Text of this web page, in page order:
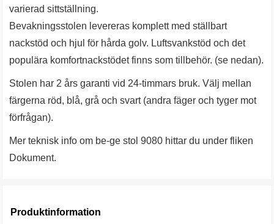
varierad sittställning.
Bevakningsstolen levereras komplett med ställbart
nackstöd och hjul för hårda golv. Luftsvankstöd och det
populära komfortnackstödet finns som tillbehör. (se nedan).
Stolen har 2 års garanti vid 24-timmars bruk. Välj mellan
färgerna röd, blå, grå och svart (andra fäger och tyger mot
förfrågan).
Mer teknisk info om be-ge stol 9080 hittar du under fliken
Dokument.
Produktinformation